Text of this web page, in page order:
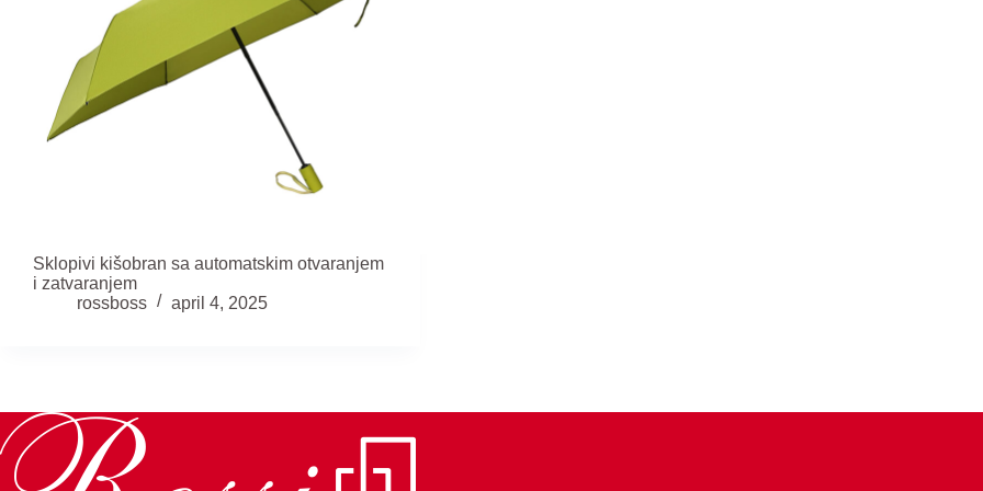
Sklopivi kišobran sa automatskim otvaranjem
i zatvaranjem
rossboss
april 4, 2025